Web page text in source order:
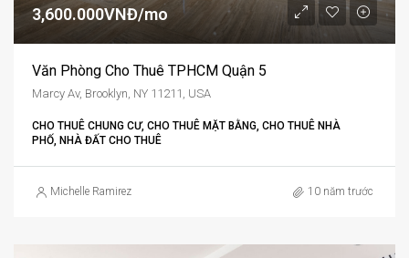
3,600.000VNĐ/mo
Văn Phòng Cho Thuê TPHCM Quận 5
Marcy Av, Brooklyn, NY 11211, USA
CHO THUÊ CHUNG CƯ, CHO THUÊ MẶT BẰNG, CHO THUÊ NHÀ
PHỐ, NHÀ ĐẤT CHO THUÊ
Michelle Ramirez 10 năm trước